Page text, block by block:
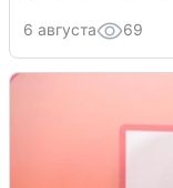
6 августа 69